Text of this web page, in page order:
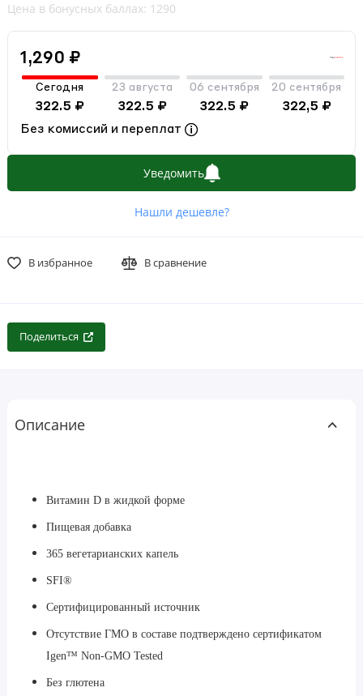
Цена в бонусных баллах: 1290
1,290 ₽
Сегодня
322.5 ₽
23 августа
322.5 ₽
06 сентября
322.5 ₽
20 сентября
322,5 ₽
Без комиссий и переплат
Уведомить
Нашли дешевле?
В избранное В сравнение
Поделиться
Описание
Витамин D в жидкой форме
Пищевая добавка
365 вегетарианских капель
SFI®
Сертифицированный источник
Отсутствие ГМО в составе подтверждено сертификатом
Igen™ Non-GMO Tested
Без глютена